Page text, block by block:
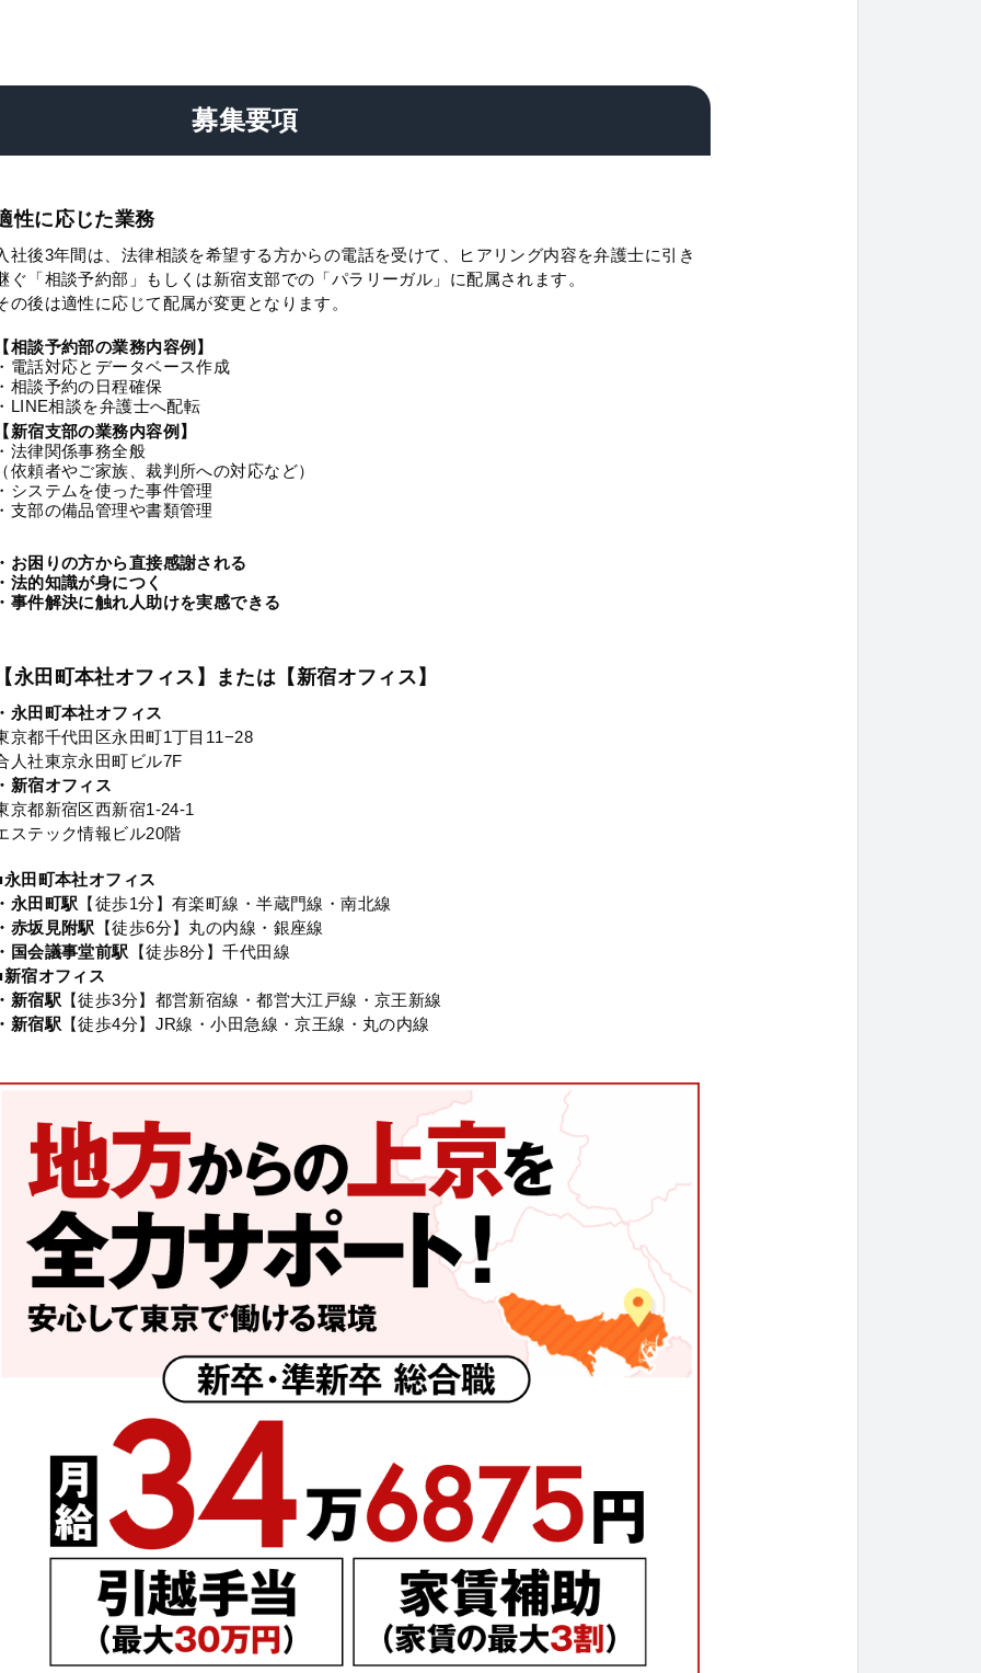
募集要項
性に応じた業務
社後3年間は、法律相談を希望する方からの電話を受けて、ヒアリング内容を弁護士に引き
ぐ「相談予約部」もしくは新宿支部での「パラリーガル」に配属されます。
の後は適性に応じて配属が変更となります。
相談予約部の業務内容例】
電話対応とデータベース作成
相談予約の日程確保
LINE相談を弁護士へ配転
新宿支部の業務内容例】
法律関係事務全般
依頼者やご家族、裁判所への対応など）
システムを使った事件管理
支部の備品管理や書類管理
お困りの方から直接感謝される
法的知識が身につく
事件解決に触れ人助けを実感できる
永田町本社オフィス】または【新宿オフィス】
永田町本社オフィス
京都千代田区永田町1丁目11−28
人社東京永田町ビル7F
新宿オフィス
京都新宿区西新宿1-24-1
ステック情報ビル20階
永田町本社オフィス
永田町駅 【徒歩1分】有楽町線・半蔵門線・南北線
赤坂見附駅
【徒歩6分】丸の内線・銀座線
国会議事堂前駅
【徒歩8分】千代田線
新宿オフィス
新宿駅 【徒歩3分】都営新宿線・都営大江戸線・京王新線
新宿駅 【徒歩4分】JR線・小田急線・京王線・丸の内線